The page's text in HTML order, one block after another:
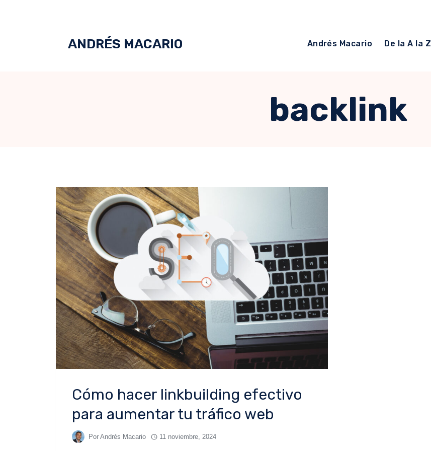
ANDRÉS MACARIO Andrés Macario De la A la Z
backlink
Cómo hacer linkbuilding efectivo
para aumentar tu tráfico web
Por Andrés Macario 11 noviembre, 2024